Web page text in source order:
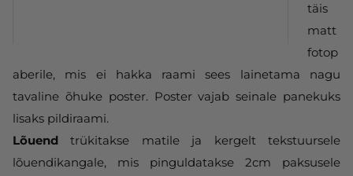
täis
matt
fotop
aberile, mis ei hakka raami sees lainetama nagu
tavaline õhuke poster. Poster vajab seinale panekuks
lisaks pildiraami.
Lõuend trükitakse matile ja kergelt tekstuursele
lõuendikangale, mis pinguldatakse 2cm paksusele